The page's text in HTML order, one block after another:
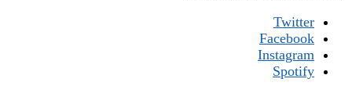
Twitter
Facebook
Instagram
Spotify